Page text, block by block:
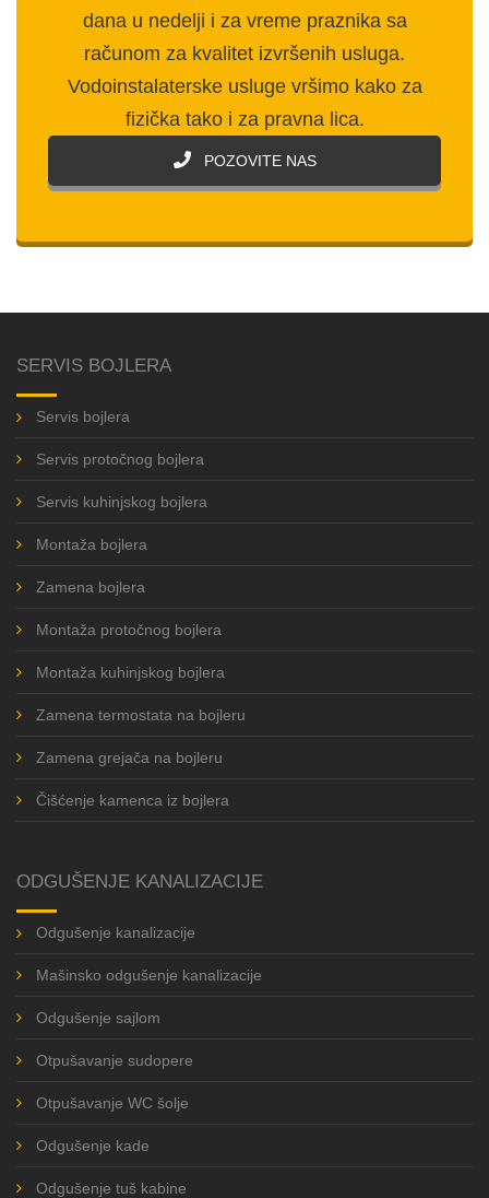
dana u nedelji i za vreme praznika sa
računom za kvalitet izvršenih usluga.
Vodoinstalaterske usluge vršimo kako za
fizička tako i za pravna lica.
POZOVITE NAS
SERVIS BOJLERA
Servis bojlera
Servis protočnog bojlera
Servis kuhinjskog bojlera
Montaža bojlera
Zamena bojlera
Montaža protočnog bojlera
Montaža kuhinjskog bojlera
Zamena termostata na bojleru
Zamena grejača na bojleru
Čišćenje kamenca iz bojlera
ODGUŠENJE KANALIZACIJE
Odgušenje kanalizacije
Mašinsko odgušenje kanalizacije
Odgušenje sajlom
Otpušavanje sudopere
Otpušavanje WC šolje
Odgušenje kade
Odgušenje tuš kabine